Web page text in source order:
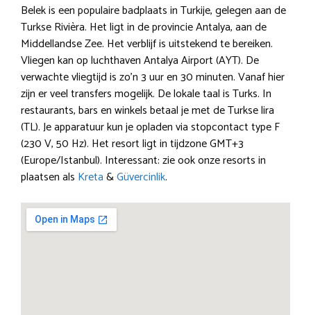
Belek is een populaire badplaats in Turkije, gelegen aan de
Turkse Rivièra. Het ligt in de provincie Antalya, aan de
Middellandse Zee. Het verblijf is uitstekend te bereiken.
Vliegen kan op luchthaven Antalya Airport (AYT). De
verwachte vliegtijd is zo’n 3 uur en 30 minuten. Vanaf hier
zijn er veel transfers mogelijk. De lokale taal is Turks. In
restaurants, bars en winkels betaal je met de Turkse lira
(TL). Je apparatuur kun je opladen via stopcontact type F
(230 V, 50 Hz). Het resort ligt in tijdzone GMT+3
(Europe/Istanbul). Interessant: zie ook onze resorts in
plaatsen als Kreta&Güvercinlik.